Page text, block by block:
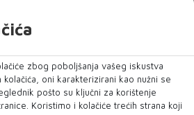
zbog poboljšanja vašeg iskustva
oni karakterizirani kao nužni se
pošto su ključni za korištenje
Koristimo i kolačiće trećih strana koji